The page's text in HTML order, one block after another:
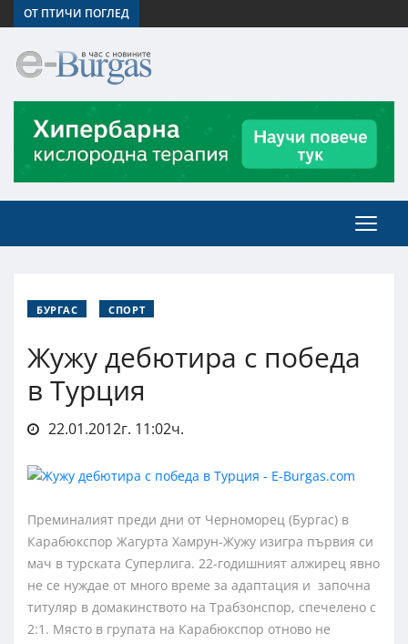
ОТ ПТИЧИ ПОГЛЕД
БУРГАС СПОРТ
Жужу дебютира с победа
в Турция
22.01.2012г. 11:02ч.
Преминалият преди дни от Черноморец (Бургас) в
Карабюкспор Жагурта Хамрун-Жужу изигра първия си
мач в турската Суперлига. 22-годишният алжирец явно
не се нуждае от много време за адаптация и започна
титуляр в домакинството на Трабзонспор, спечелено с
2:1. Място в групата на Карабюкспор отново не